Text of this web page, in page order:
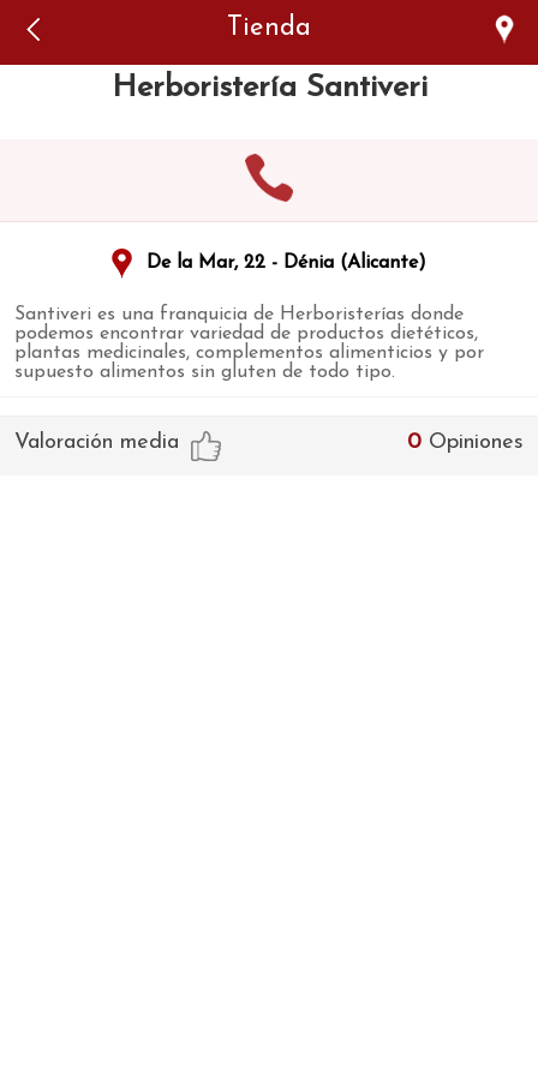
Tienda
Herboristería Santiveri
De la Mar, 22 - Dénia (Alicante)
Santiveri es una franquicia de Herboristerías donde
podemos encontrar variedad de productos dietéticos,
plantas medicinales, complementos alimenticios y por
supuesto alimentos sin gluten de todo tipo.
0 Opiniones
Valoración media
Error: The domain WWW.VIAJARSINGLUTEN.COM is not
authorized to show the cookie declaration for domain group
ID 546ddaab-b478-4440-aa8a-3b0205284212. Please add it to
the domain group in the Cookiebot Manager to authorize